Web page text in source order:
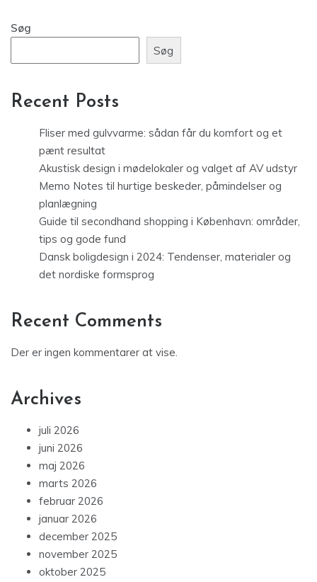
Søg
Søg
Recent Posts
Fliser med gulvvarme: sådan får du komfort og et
pænt resultat
Akustisk design i mødelokaler og valget af AV udstyr
Memo Notes til hurtige beskeder, påmindelser og
planlægning
Guide til secondhand shopping i København: områder,
tips og gode fund
Dansk boligdesign i 2024: Tendenser, materialer og
det nordiske formsprog
Recent Comments
Der er ingen kommentarer at vise.
Archives
juli 2026
juni 2026
maj 2026
marts 2026
februar 2026
januar 2026
december 2025
november 2025
oktober 2025